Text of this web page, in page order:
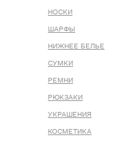
НОСКИ
ШАРФЫ
НИЖНЕЕ БЕЛЬЕ
СУМКИ
РЕМНИ
РЮКЗАКИ
УКРАШЕНИЯ
КОСМЕТИКА